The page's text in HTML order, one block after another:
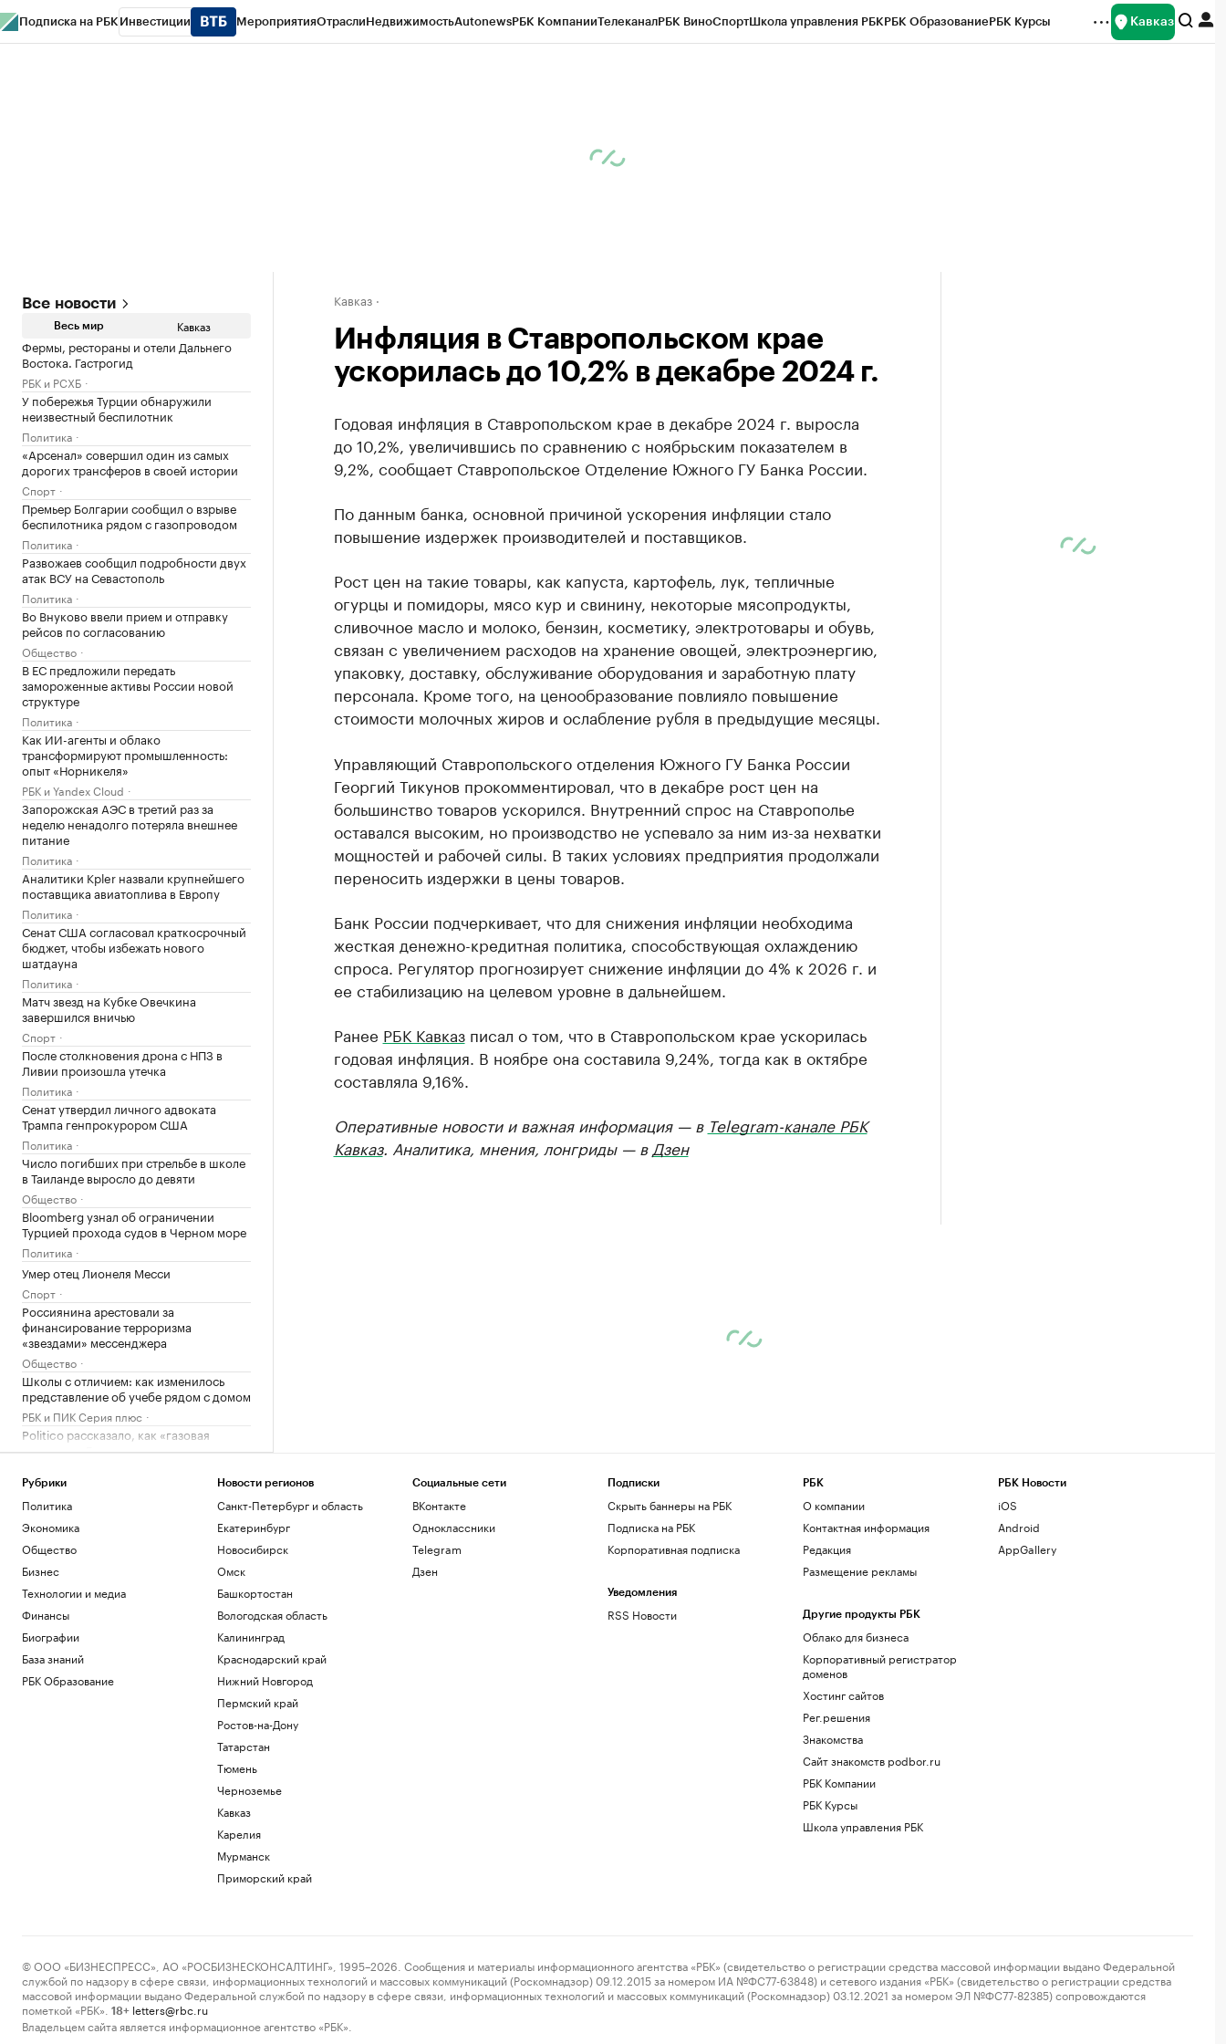
Подписка на РБК Инвестиции МероприятияОтраслиНедвижимостьAutonewsРБК КомпанииТелеканалРБК ВиноСпортШкола управления РБКРБК ОбразованиеРБК Курсы Кавказ
Все новости
Весь мир Кавказ
Фермы, рестораны и отели Дальнего
Востока. Гастрогид
РБК и РСХБ
У побережья Турции обнаружили
неизвестный беспилотник
Политика
«Арсенал» совершил один из самых
дорогих трансферов в своей истории
Спорт
Премьер Болгарии сообщил о взрыве
беспилотника рядом с газопроводом
Политика
Развожаев сообщил подробности двух
атак ВСУ на Севастополь
Политика
Во Внуково ввели прием и отправку
рейсов по согласованию
Общество
В ЕС предложили передать
замороженные активы России новой
структуре
Политика
Как ИИ-агенты и облако
трансформируют промышленность:
опыт «Норникеля»
РБК и Yandex Cloud
Запорожская АЭС в третий раз за
неделю ненадолго потеряла внешнее
питание
Политика
Аналитики Kpler назвали крупнейшего
поставщика авиатоплива в Европу
Политика
Сенат США согласовал краткосрочный
бюджет, чтобы избежать нового
шатдауна
Политика
Матч звезд на Кубке Овечкина
завершился вничью
Спорт
После столкновения дрона с НПЗ в
Ливии произошла утечка
Политика
Сенат утвердил личного адвоката
Трампа генпрокурором США
Политика
Число погибших при стрельбе в школе
в Таиланде выросло до девяти
Общество
Bloomberg узнал об ограничении
Турцией прохода судов в Черном море
Политика
Умер отец Лионеля Месси
Спорт
Россиянина арестовали за
финансирование терроризма
«звездами» мессенджера
Общество
Школы с отличием: как изменилось
представление об учебе рядом с домом
РБК и ПИК Серия плюс
Politico рассказало, как «газовая
авантюра» Германии угрожает зиме в
Экономика
Кавказ
Инфляция в Ставропольском крае
ускорилась до 10,2% в декабре 2024 г.
Годовая инфляция в Ставропольском крае в декабре 2024 г. выросла
до 10,2%, увеличившись по сравнению с ноябрьским показателем в
9,2%, сообщает Ставропольское Отделение Южного ГУ Банка России.
По данным банка, основной причиной ускорения инфляции стало
повышение издержек производителей и поставщиков.
Рост цен на такие товары, как капуста, картофель, лук, тепличные
огурцы и помидоры, мясо кур и свинину, некоторые мясопродукты,
сливочное масло и молоко, бензин, косметику, электротовары и обувь,
связан с увеличением расходов на хранение овощей, электроэнергию,
упаковку, доставку, обслуживание оборудования и заработную плату
персонала. Кроме того, на ценообразование повлияло повышение
стоимости молочных жиров и ослабление рубля в предыдущие месяцы.
Управляющий Ставропольского отделения Южного ГУ Банка России
Георгий Тикунов прокомментировал, что в декабре рост цен на
большинство товаров ускорился. Внутренний спрос на Ставрополье
оставался высоким, но производство не успевало за ним из-за нехватки
мощностей и рабочей силы. В таких условиях предприятия продолжали
переносить издержки в цены товаров.
Банк России подчеркивает, что для снижения инфляции необходима
жесткая денежно-кредитная политика, способствующая охлаждению
спроса. Регулятор прогнозирует снижение инфляции до 4% к 2026 г. и
ее стабилизацию на целевом уровне в дальнейшем.
Ранее РБК Кавказписал о том, что в Ставропольском крае ускорилась
годовая инфляция. В ноябре она составила 9,24%, тогда как в октябре
составляла 9,16%.
Оперативные новости и важная информация — в Telegram-канале РБК
Кавказ. Аналитика, мнения, лонгриды — в Дзен
Рубрики
Политика
Экономика
Общество
Бизнес
Технологии и медиа
Финансы
Биографии
База знаний
РБК Образование
Новости регионов
Санкт-Петербург и область
Екатеринбург
Новосибирск
Омск
Башкортостан
Вологодская область
Калининград
Краснодарский край
Нижний Новгород
Пермский край
Ростов-на-Дону
Татарстан
Тюмень
Черноземье
Кавказ
Карелия
Мурманск
Приморский край
Социальные сети
ВКонтакте
Одноклассники
Telegram
Дзен
Подписки
Скрыть баннеры на РБК
Подписка на РБК
Корпоративная подписка
Уведомления
RSS Новости
РБК
О компании
Контактная информация
Редакция
Размещение рекламы
Другие продукты РБК
Облако для бизнеса
Корпоративный регистратор
доменов
Хостинг сайтов
Рег.решения
Знакомства
Сайт знакомств podbor.ru
РБК Компании
РБК Курсы
Школа управления РБК
РБК Новости
iOS
Android
AppGallery
© ООО «БИЗНЕСПРЕСС», АО «РОСБИЗНЕСКОНСАЛТИНГ», 1995–2026. Сообщения и материалы информационного агентства «РБК» (свидетельство о регистрации средства массовой информации выдано Федеральной
службой по надзору в сфере связи, информационных технологий и массовых коммуникаций (Роскомнадзор) 09.12.2015 за номером ИА №ФС77-63848) и сетевого издания «РБК» (свидетельство о регистрации средства
массовой информации выдано Федеральной службой по надзору в сфере связи, информационных технологий и массовых коммуникаций (Роскомнадзор) 03.12.2021 за номером ЭЛ №ФС77-82385) сопровождаются
пометкой «РБК».
18+ letters@rbc.ru
Владельцем сайта является информационное агентство «РБК».